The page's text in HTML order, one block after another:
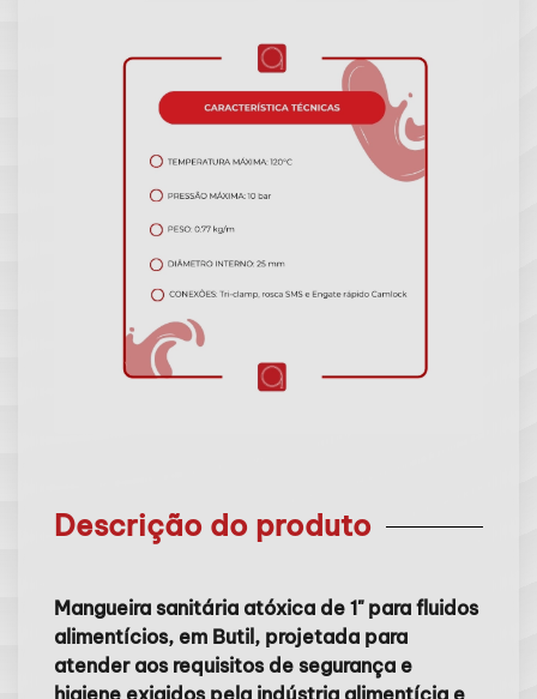
Descrição do produto
Mangueira sanitária atóxica de 1" para fluidos
alimentícios, em Butil, projetada para
atender aos requisitos de segurança e